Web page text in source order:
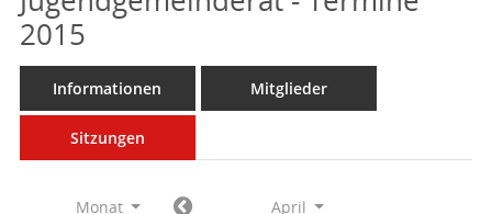
2015
Informationen Mitglieder
Sitzungen
Monat
April